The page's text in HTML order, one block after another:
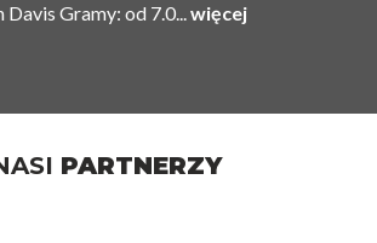
Gramy: od 7.0...więcej
PARTNERZY